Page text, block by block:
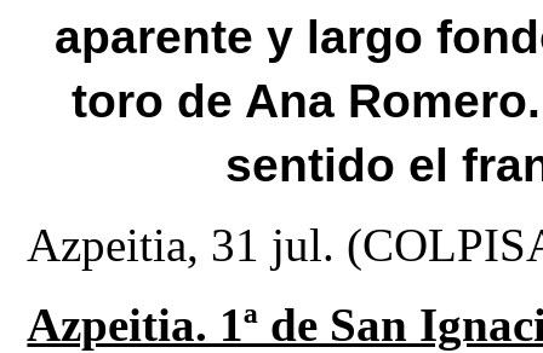
aparente y largo
toro de Ana
sentido el
Azpeitia, 31 jul.
Azpeitia. 1ª de San